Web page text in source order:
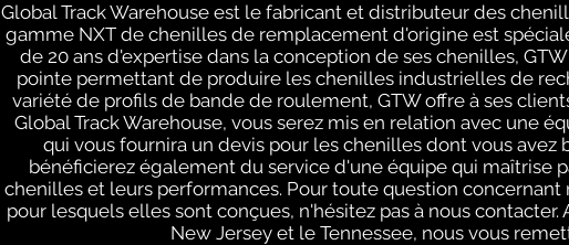
Global Track Warehouse est le fabricant et distributeur des
gamme NXT de chenilles de remplacement d'origine est
de 20 ans d'expertise dans la conception de ses chenilles,
pointe permettant de produire les chenilles industrielles de
variété de profils de bande de roulement, GTW offre à ses
Global Track Warehouse, vous serez mis en relation avec une
qui vous fournira un devis pour les chenilles dont vous
bénéficierez également du service d'une équipe qui maîtrise
chenilles et leurs performances. Pour toute question
pour lesquels elles sont conçues, n'hésitez pas à nous
New Jersey et le Tennessee, nous vous